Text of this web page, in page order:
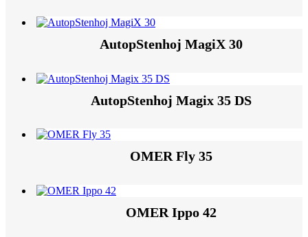
AutopStenhoj MagiX 30
AutopStenhoj Magix 35 DS
OMER Fly 35
OMER Ippo 42